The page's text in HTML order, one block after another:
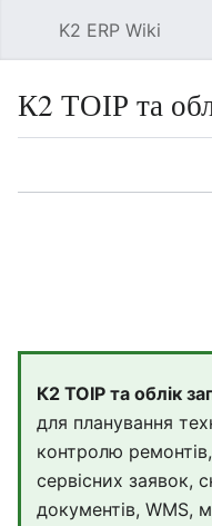
K2 ERP Wiki
К2 ТОІР та
К2 ТОІР та облік
для планування
контролю
сервісних заявок,
документів, WMS,